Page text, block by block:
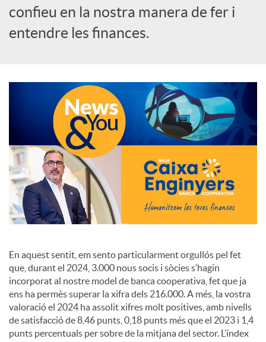
e
c
i
a
l
s
confieu en la nostra manera de fer i
entendre les finances.
En aquest sentit, em sento particularment orgullós pel fet
que, durant el 2024, 3.000 nous socis i sòcies s’hagin
incorporat al nostre model de banca cooperativa, fet que ja
ens ha permès superar la xifra dels 216.000. A més, la vostra
valoració el 2024 ha assolit xifres molt positives, amb nivells
de satisfacció de 8,46 punts, 0,18 punts més que el 2023 i 1,4
punts percentuals per sobre de la mitjana del sector. L’índex